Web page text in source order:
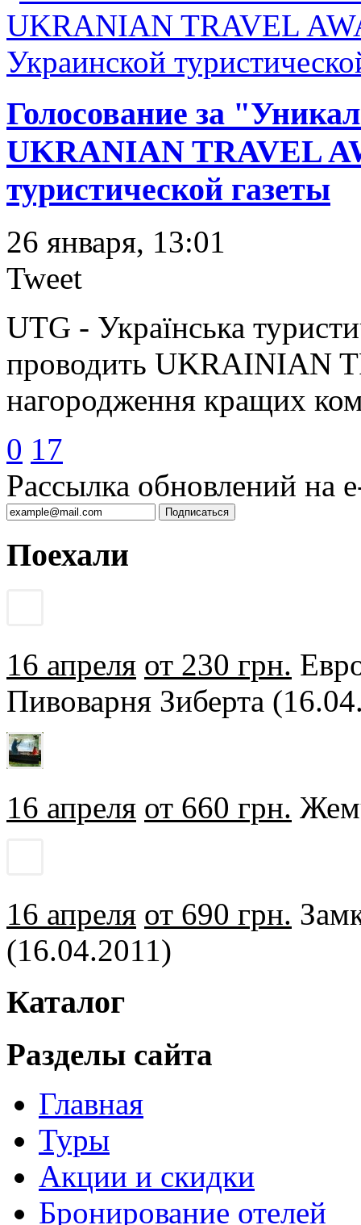
Голосование за
UKRANIAN TRAVEL
туристической газеты
26 января, 13:01
Tweet
UTG - Українська
проводить UKRAINIAN
нагородження кращих
0 17
Рассылка обновлений на
Поехали
16 апреля от 230 грн.
Пивоварня Зиберта
16 апреля от 660 грн.
16 апреля от 690 грн.
(16.04.2011)
Каталог
Разделы сайта
Главная
Туры
Акции и скидки
Бронирование отелей